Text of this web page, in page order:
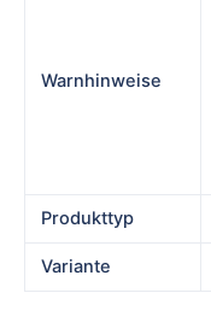
Warnhinweise
Produkttyp
Variante